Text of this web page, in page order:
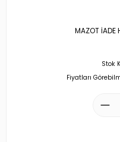
MAZOT İADE
Stok
Fiyatları